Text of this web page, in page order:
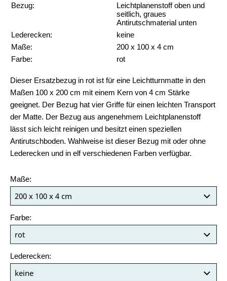
Bezug:
Leichtplanenstoff oben und
seitlich, graues
Antirutschmaterial unten
Lederecken:
keine
Maße:
200 x 100 x 4 cm
Farbe:
rot
Dieser Ersatzbezug in rot ist für eine Leichtturnmatte in den
Maßen 100 x 200 cm mit einem Kern von 4 cm Stärke
geeignet. Der Bezug hat vier Griffe für einen leichten Transport
der Matte. Der Bezug aus angenehmem Leichtplanenstoff
lässt sich leicht reinigen und besitzt einen speziellen
Antirutschboden. Wahlweise ist dieser Bezug mit oder ohne
Lederecken und in elf verschiedenen Farben verfügbar.
Maße:
Farbe:
Lederecken: